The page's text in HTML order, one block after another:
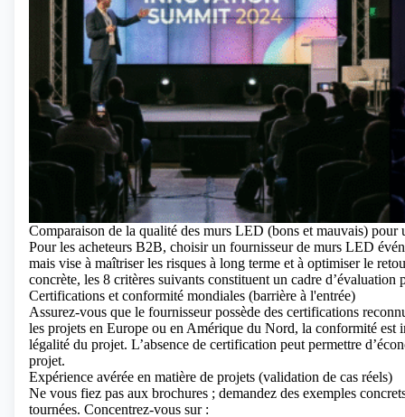
Comparaison de la qualité des murs LED (bons et mauvais) pour
Pour les acheteurs B2B, choisir un fournisseur de murs LED
mais vise à maîtriser les risques à long terme et à optimiser le
concrète, les 8 critères suivants constituent un cadre d’évaluation
Certifications et conformité mondiales (barrière à l'entrée)
Assurez-vous que le fournisseur possède des certifications
les projets en Europe ou en Amérique du Nord, la conformité
légalité du projet. L’absence de certification peut permettre
projet.
Expérience avérée en matière de projets (validation de cas réels)
Ne vous fiez pas aux brochures ; demandez des exemples
tournées. Concentrez-vous sur :